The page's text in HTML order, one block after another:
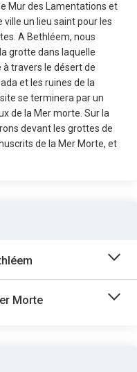
Mur des Lamentations et
un lieu saint pour les
A Bethléem, nous
grotte dans laquelle
travers le désert de
et les ruines de la
se terminera par un
de la Mer morte. Sur la
devant les grottes de
de la Mer Morte, et
Morte